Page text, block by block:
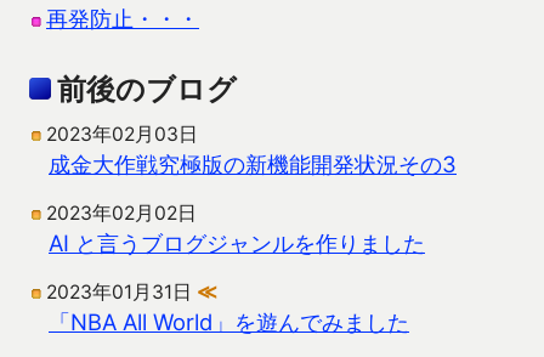
再発防止・・・
前後のブログ
2023年02月03日
成金大作戦究極版の新機能開発状況その3
2023年02月02日
AI と言うブログジャンルを作りました
2023年01月31日 ≪
「NBA All World」を遊んでみました